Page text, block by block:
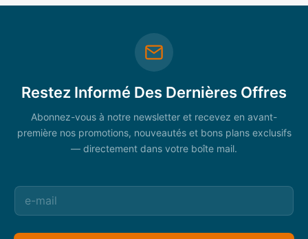
Restez Informé Des Dernières Offres
Abonnez-vous à notre newsletter et recevez en avant-
première nos promotions, nouveautés et bons plans exclusifs
— directement dans votre boîte mail.